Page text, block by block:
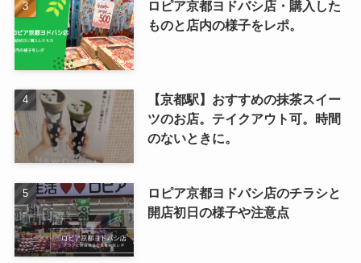
ロピア京都ヨドバシ店・購入した
ものと店内の様子をレポ。
【京都駅】おすすめの抹茶スイー
ツのお店。テイクアウト可。時間
のないときに。
ロピア京都ヨドバシ店のチラシと
開店初日の様子や注意点